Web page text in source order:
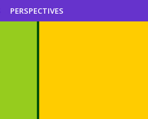
PERSPECTIVES